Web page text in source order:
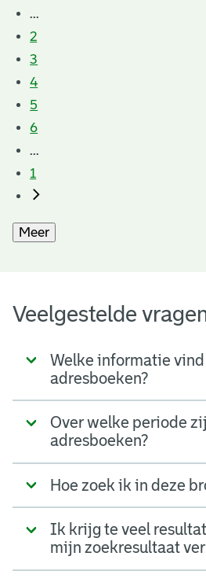
...
2
3
4
5
6
...
1
Meer
Veelgestelde
Welke informatie
adresboeken?
Over welke periode
adresboeken?
Hoe zoek ik in deze
Ik krijg te veel
mijn zoekresultaat